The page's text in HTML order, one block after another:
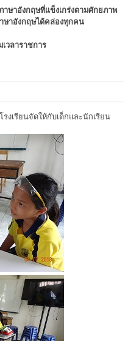
ษาอังกฤษที่แข็งเกร่งตามศักยภาพ
ษาอังกฤษได้คล่องทุกคน
วลาราชการ
งเรียนจัดให้กับเด็กและนักเรียน